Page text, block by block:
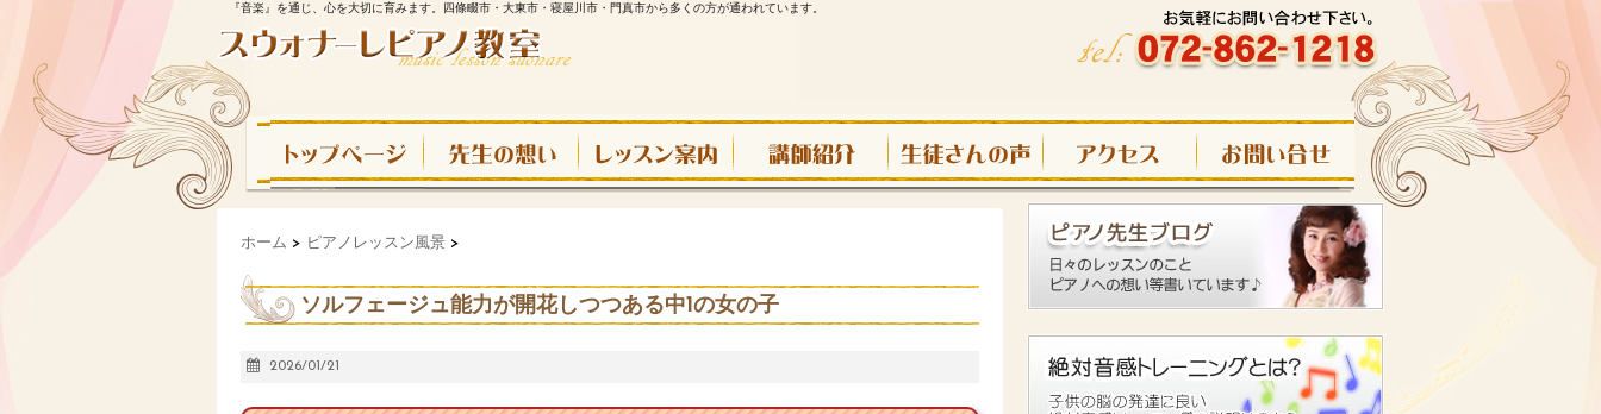
『音楽』を通じ、心を大切に育みます。四條畷市・大東市・寝屋川市・門真市から多くの方が通われています。
ホーム > ピアノレッスン風景 >
ソルフェージュ能力が開花しつつある中1の女の子
2026/01/21